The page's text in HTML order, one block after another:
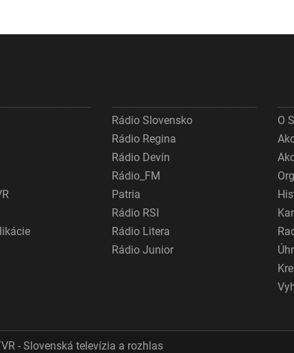
Rádio Slovensko
Rádio Regina
Rádio Devín
Rádio_FM
Patria
Rádio RSI
Rádio Litera
Rádio Junior
O
- Slovenská televízia a rozhlas